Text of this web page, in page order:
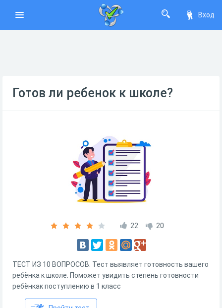
Вход
Готов ли ребенок к школе?
22 20
ТЕСТ ИЗ 10 ВОПРОСОВ. Тест выявляет готовность вашего
ребёнка к школе. Поможет увидить степень готовности
ребёнкак поступлению в 1 класс